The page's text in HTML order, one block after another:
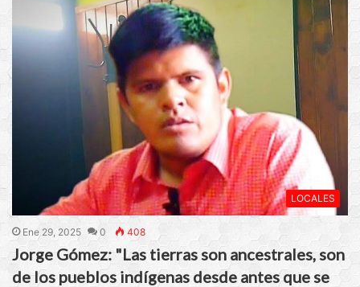
LOCALES
Ene 29, 2025 0 408
Jorge Gómez: "Las tierras son ancestrales, son
de los pueblos indígenas desde antes que se